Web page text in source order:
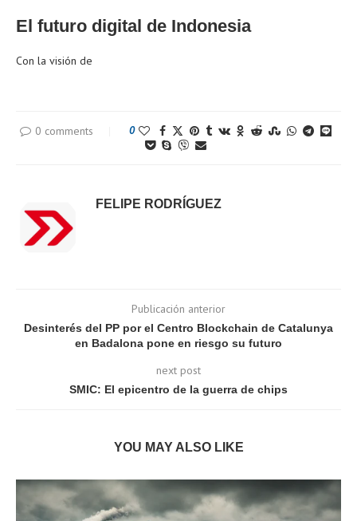
El futuro digital de Indonesia
Con la visión de
0 comments 0
FELIPE RODRÍGUEZ
Publicación anterior
Desinterés del PP por el Centro Blockchain de Catalunya
en Badalona pone en riesgo su futuro
next post
SMIC: El epicentro de la guerra de chips
YOU MAY ALSO LIKE